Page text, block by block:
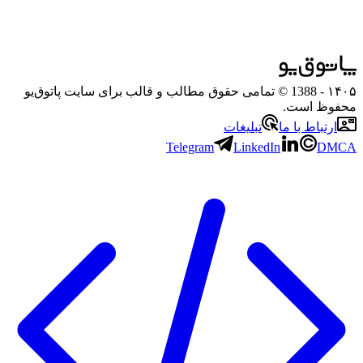
۱۴۰۵
- 1388 © تمامی حقوق مطالب و قالب برای سایت پاتوق‌یو
محفوظ است.
ارتباط با ما
تبلیغات
Telegram
LinkedIn DMCA